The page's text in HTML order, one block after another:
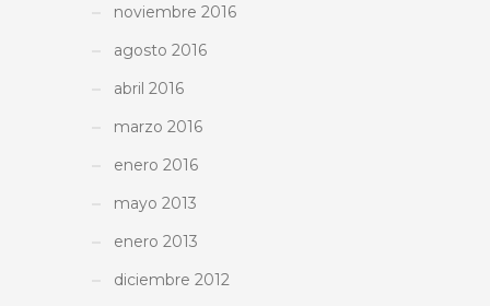
noviembre 2016
agosto 2016
abril 2016
marzo 2016
enero 2016
mayo 2013
enero 2013
diciembre 2012